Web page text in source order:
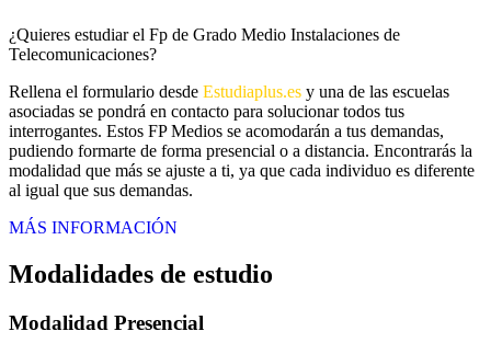
¿Quieres estudiar el Fp de Grado Medio Instalaciones de
Telecomunicaciones?
Rellena el formulario desde Estudiaplus.es y una de las escuelas
asociadas se pondrá en contacto para solucionar todos tus
interrogantes. Estos FP Medios se acomodarán a tus demandas,
pudiendo formarte de forma presencial o a distancia. Encontrarás la
modalidad que más se ajuste a ti, ya que cada individuo es diferente
al igual que sus demandas.
MÁS INFORMACIÓN
Modalidades de estudio
Modalidad Presencial